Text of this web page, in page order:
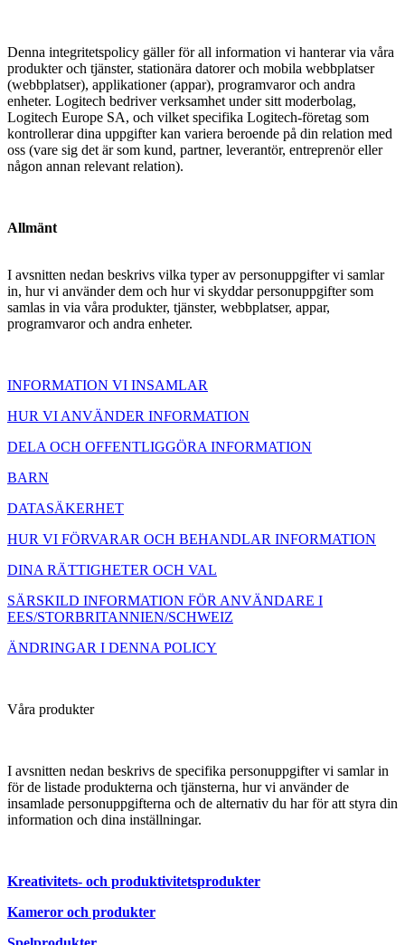
Denna integritetspolicy gäller för all information vi hanterar via våra
produkter och tjänster, stationära datorer och mobila webbplatser
(webbplatser), applikationer (appar), programvaror och andra
enheter. Logitech bedriver verksamhet under sitt moderbolag,
Logitech Europe SA, och vilket specifika Logitech-företag som
kontrollerar dina uppgifter kan variera beroende på din relation med
oss (vare sig det är som kund, partner, leverantör, entreprenör eller
någon annan relevant relation).
Allmänt
I avsnitten nedan beskrivs vilka typer av personuppgifter vi samlar
in, hur vi använder dem och hur vi skyddar personuppgifter som
samlas in via våra produkter, tjänster, webbplatser, appar,
programvaror och andra enheter.
INFORMATION VI INSAMLAR
HUR VI ANVÄNDER INFORMATION
DELA OCH OFFENTLIGGÖRA INFORMATION
BARN
DATASÄKERHET
HUR VI FÖRVARAR OCH BEHANDLAR INFORMATION
DINA RÄTTIGHETER OCH VAL
SÄRSKILD INFORMATION FÖR ANVÄNDARE I
EES/STORBRITANNIEN/SCHWEIZ
ÄNDRINGAR I DENNA POLICY
Våra produkter
I avsnitten nedan beskrivs de specifika personuppgifter vi samlar in
för de listade produkterna och tjänsterna, hur vi använder de
insamlade personuppgifterna och de alternativ du har för att styra din
information och dina inställningar.
Kreativitets- och produktivitetsprodukter
Kameror och produkter